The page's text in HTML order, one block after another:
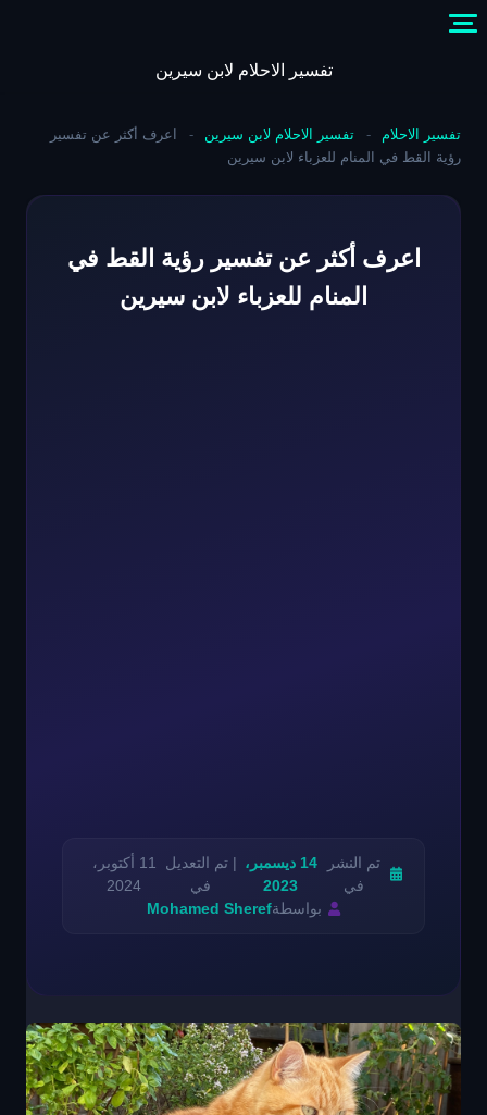
content
تفسير الاحلام لابن سيرين
تفسير الاحلام - تفسير الاحلام لابن سيرين -
اعرف أكثر عن تفسير
رؤية القط في المنام للعزباء لابن سيرين
اعرف أكثر عن تفسير رؤية القط في
المنام للعزباء لابن سيرين
تم النشر
في
14 ديسمبر،
2023
| تم التعديل
في
11 أكتوبر،
2024
بواسطةMohamed Sheref